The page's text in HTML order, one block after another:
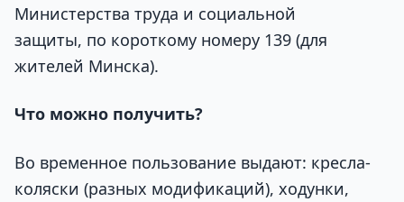
Министерства труда и социальной
защиты, по короткому номеру 139 (для
жителей Минска).
Что можно получить?
Во временное пользование выдают: кресла-
коляски (разных модификаций), ходунки,